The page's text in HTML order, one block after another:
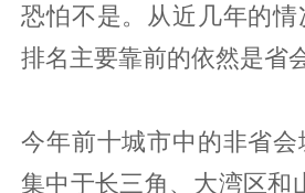
恐怕不是。从近几年的
排名主要靠前的依然是省
今年前十城市中的非省
集中于长三角、大湾区和